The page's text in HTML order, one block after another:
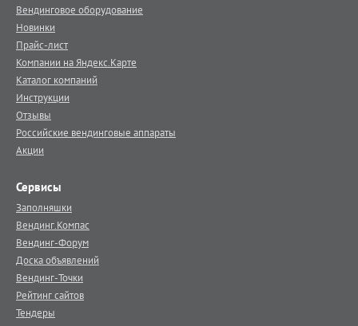
Вендинговое оборудование
Новинки
Прайс-лист
Компании на Яндекс.Карте
Каталог компаний
Инструкции
Отзывы
Российские вендинговые аппараты
Акции
Сервисы
Заполняшки
Вендинг.Компас
Вендинг-Форум
Доска объявлений
Вендинг-Точки
Рейтинг сайтов
Тендеры